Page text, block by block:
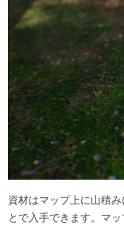
資材はマップ上に山積
とで入手できます。マ